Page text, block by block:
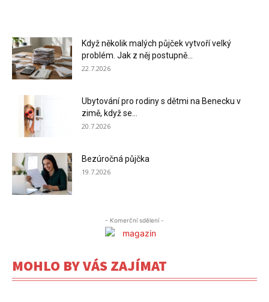
Když několik malých půjček vytvoří velký
problém. Jak z něj postupně...
22.7.2026
Ubytování pro rodiny s dětmi na Benecku v
zimě, když se...
20.7.2026
Bezúročná půjčka
19.7.2026
- Komerční sdělení -
MOHLO BY VÁS ZAJÍMAT